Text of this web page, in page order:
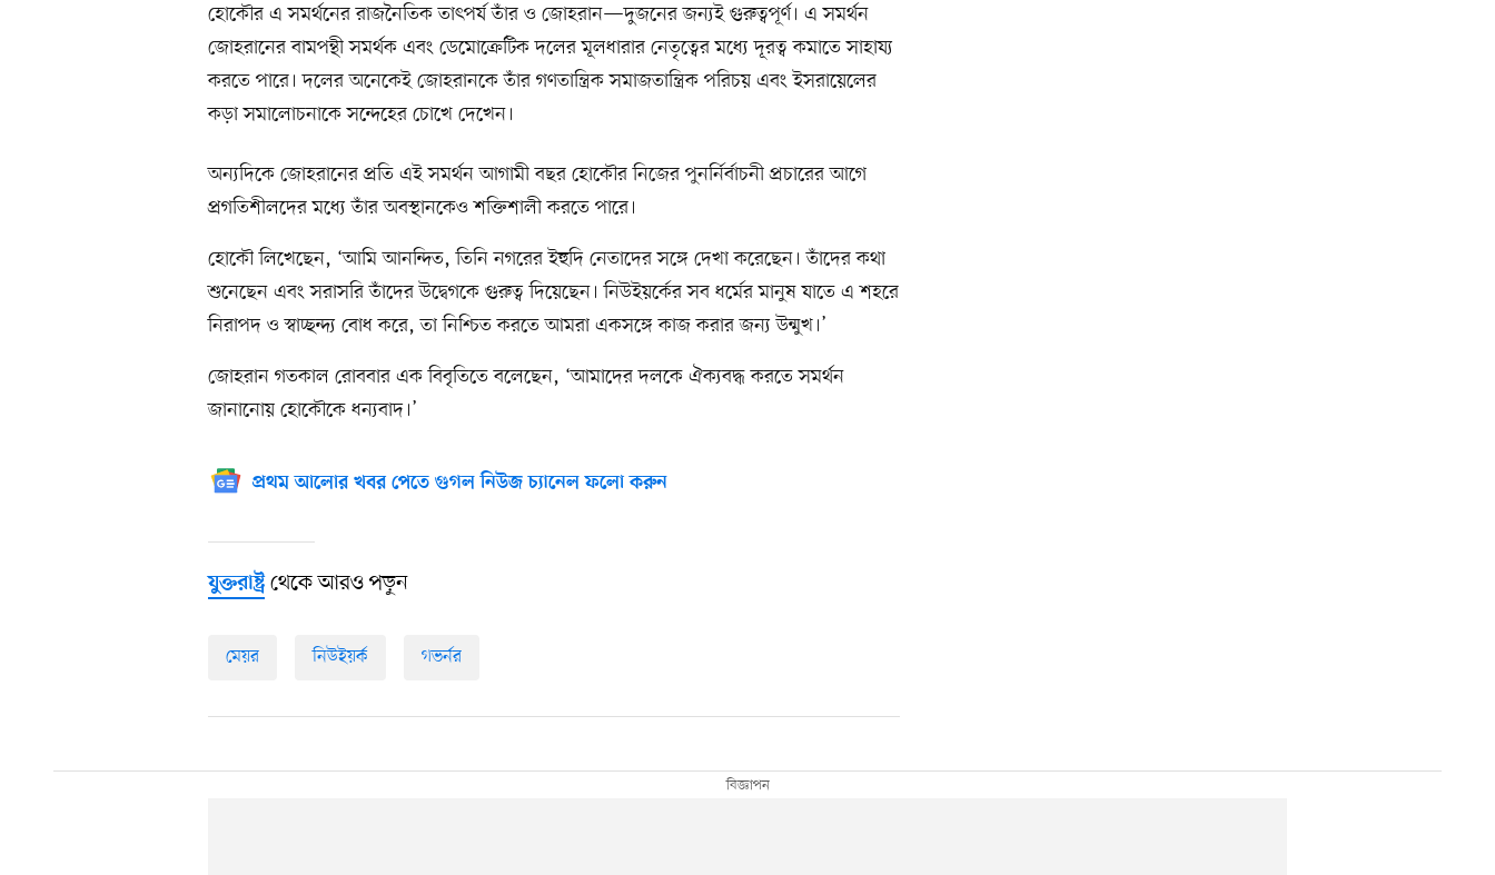
হোকৌর এ সমর্থনের রাজনৈতিক তাৎপর্য তাঁর ও জোহরান—দুজনের জন্যই গুরুত্বপূর্ণ। এ সমর্থন
জোহরানের বামপন্থী সমর্থক এবং ডেমোক্রেটিক দলের মূলধারার নেতৃত্বের মধ্যে দূরত্ব কমাতে সাহায্য
করতে পারে। দলের অনেকেই জোহরানকে তাঁর গণতান্ত্রিক সমাজতান্ত্রিক পরিচয় এবং ইসরায়েলের
কড়া সমালোচনাকে সন্দেহের চোখে দেখেন।
অন্যদিকে জোহরানের প্রতি এই সমর্থন আগামী বছর হোকৌর নিজের পুনর্নির্বাচনী প্রচারের আগে
প্রগতিশীলদের মধ্যে তাঁর অবস্থানকেও শক্তিশালী করতে পারে।
হোকৌ লিখেছেন, ‘আমি আনন্দিত, তিনি নগরের ইহুদি নেতাদের সঙ্গে দেখা করেছেন। তাঁদের কথা
শুনেছেন এবং সরাসরি তাঁদের উদ্বেগকে গুরুত্ব দিয়েছেন। নিউইয়র্কের সব ধর্মের মানুষ যাতে এ শহরে
নিরাপদ ও স্বাচ্ছন্দ্য বোধ করে, তা নিশ্চিত করতে আমরা একসঙ্গে কাজ করার জন্য উন্মুখ।’
জোহরান গতকাল রোববার এক বিবৃতিতে বলেছেন, ‘আমাদের দলকে ঐক্যবদ্ধ করতে সমর্থন
জানানোয় হোকৌকে ধন্যবাদ।’
প্রথম আলোর খবর পেতে গুগল নিউজ চ্যানেল ফলো করুন
যুক্তরাষ্ট্রথেকে আরও পড়ুন
মেয়র নিউইয়র্ক গভর্নর